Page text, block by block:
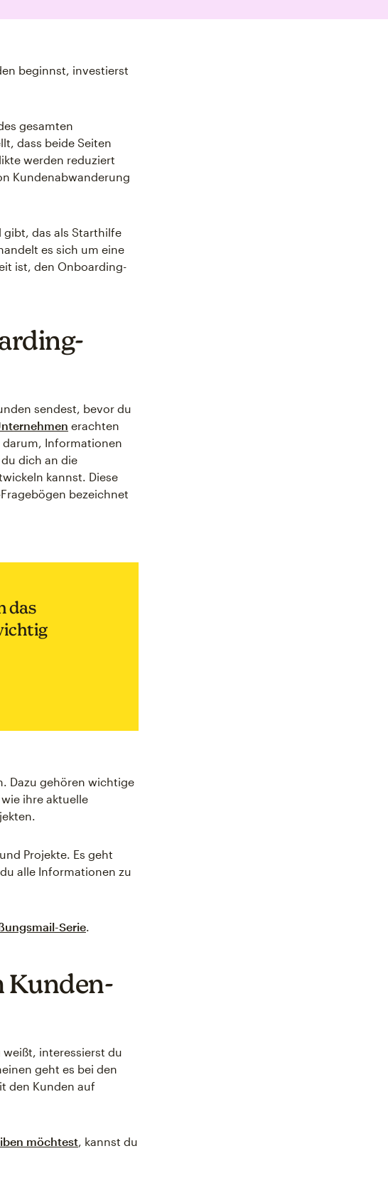
beginnst, investierst
gesamten
dass beide Seiten
werden reduziert
Kundenabwanderung
gibt, das als Starthilfe
es sich um eine
ist, den Onboarding-
sendest, bevor du
erachten
darum, Informationen
dich an die
kannst. Diese
bezeichnet
das
Dazu gehören wichtige
ihre aktuelle
Projekte. Es geht
alle Informationen zu
Serie.
Kunden-
interessierst du
geht es bei den
den Kunden auf
möchtest, kannst du